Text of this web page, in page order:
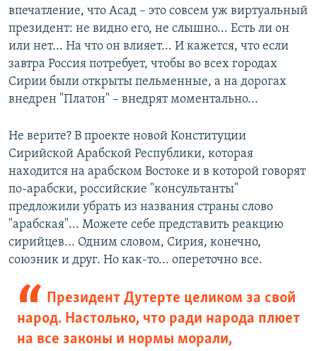
впечатление, что Асад – это совсем уж виртуальный
президент: не видно его, не слышно... Есть ли он
или нет... На что он влияет... И кажется, что если
завтра Россия потребует, чтобы во всех городах
Сирии были открыты пельменные, а на дорогах
внедрен "Платон" – внедрят моментально...
Не верите? В проекте новой Конституции
Сирийской Арабской Республики, которая
находится на арабском Востоке и в которой говорят
по-арабски, российские "консультанты"
предложили убрать из названия страны слово
"арабская"... Можете себе представить реакцию
сирийцев... Одним словом, Сирия, конечно,
союзник и друг. Но как-то... опереточно все.
Президент Дутерте целиком за свой
народ. Настолько, что ради народа плюет
на все законы и нормы морали,